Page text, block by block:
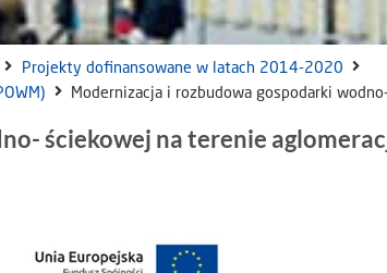
Projekty dofinansowane w latach 2014-2020
Modernizacja i rozbudowa gospodarki
ściekowej na terenie